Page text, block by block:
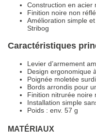
Construction en acier
Finition noire non
Amélioration simple
Stribog
Caractéristiques
Levier d’armement
Design ergonomique
Poignée moletée
Bords arrondis pour
Finition nitrurée noire
Installation simple
Poids : env. 57 g
MATÉRIAUX